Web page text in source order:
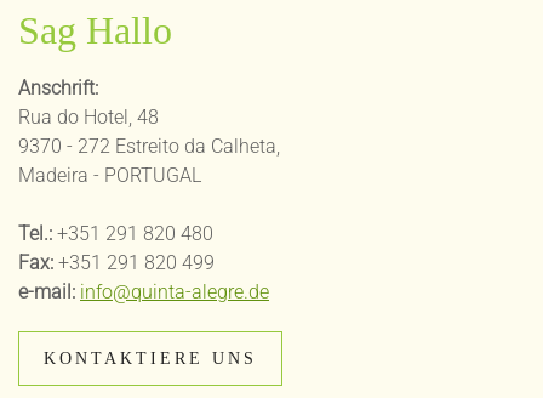
*Preis pro
tag
Sag Hallo
Anschrift:
Rua do Hotel, 48
9370 - 272 Estreito da Calheta,
Madeira - PORTUGAL
Tel.: +351 291 820 480
Fax: +351 291 820 499
e-mail: info@quinta-alegre.de
KONTAKTIERE UNS